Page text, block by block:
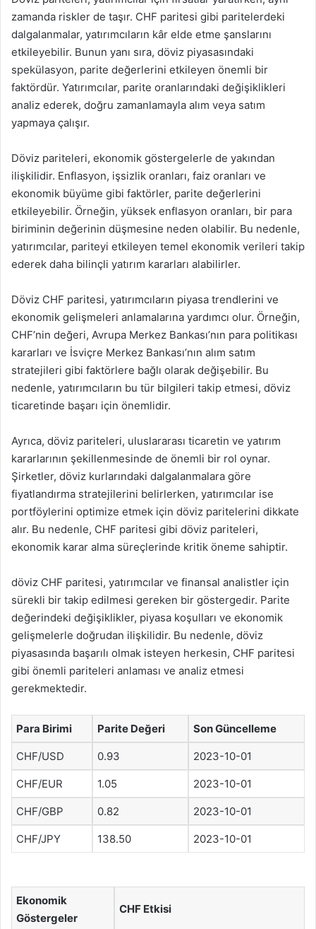
zamanda riskler de taşır. CHF paritesi gibi paritelerdeki
dalgalanmalar, yatırımcıların kâr elde etme şanslarını
etkileyebilir. Bunun yanı sıra, döviz piyasasındaki
spekülasyon, parite değerlerini etkileyen önemli bir
faktördür. Yatırımcılar, parite oranlarındaki değişiklikleri
analiz ederek, doğru zamanlamayla alım veya satım
yapmaya çalışır.
Döviz pariteleri, ekonomik göstergelerle de yakından
ilişkilidir. Enflasyon, işsizlik oranları, faiz oranları ve
ekonomik büyüme gibi faktörler, parite değerlerini
etkileyebilir. Örneğin, yüksek enflasyon oranları, bir para
biriminin değerinin düşmesine neden olabilir. Bu nedenle,
yatırımcılar, pariteyi etkileyen temel ekonomik verileri takip
ederek daha bilinçli yatırım kararları alabilirler.
Döviz CHF paritesi, yatırımcıların piyasa trendlerini ve
ekonomik gelişmeleri anlamalarına yardımcı olur. Örneğin,
CHF’nin değeri, Avrupa Merkez Bankası’nın para politikası
kararları ve İsviçre Merkez Bankası’nın alım satım
stratejileri gibi faktörlere bağlı olarak değişebilir. Bu
nedenle, yatırımcıların bu tür bilgileri takip etmesi, döviz
ticaretinde başarı için önemlidir.
Ayrıca, döviz pariteleri, uluslararası ticaretin ve yatırım
kararlarının şekillenmesinde de önemli bir rol oynar.
Şirketler, döviz kurlarındaki dalgalanmalara göre
fiyatlandırma stratejilerini belirlerken, yatırımcılar ise
portföylerini optimize etmek için döviz paritelerini dikkate
alır. Bu nedenle, CHF paritesi gibi döviz pariteleri,
ekonomik karar alma süreçlerinde kritik öneme sahiptir.
döviz CHF paritesi, yatırımcılar ve finansal analistler için
sürekli bir takip edilmesi gereken bir göstergedir. Parite
değerindeki değişiklikler, piyasa koşulları ve ekonomik
gelişmelerle doğrudan ilişkilidir. Bu nedenle, döviz
piyasasında başarılı olmak isteyen herkesin, CHF paritesi
gibi önemli pariteleri anlaması ve analiz etmesi
gerekmektedir.
Para Birimi Parite Değeri Son Güncelleme
CHF/USD 0.93 2023-10-01
CHF/EUR 1.05 2023-10-01
CHF/GBP 0.82 2023-10-01
CHF/JPY 138.50 2023-10-01
Ekonomik
Göstergeler
CHF Etkisi